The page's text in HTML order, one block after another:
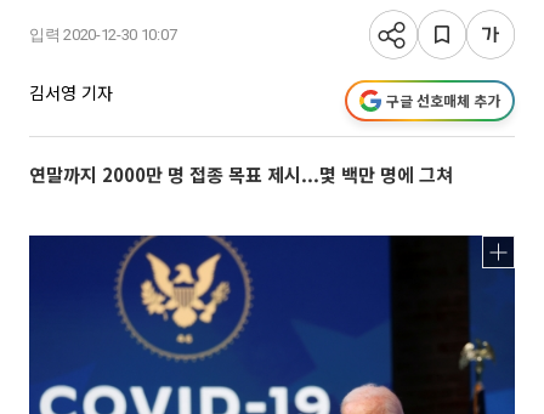
입력 2020-12-30 10:07
김서영 기자 구글 선호매체 추가
연말까지 2000만 명 접종 목표 제시...몇 백만 명에 그쳐